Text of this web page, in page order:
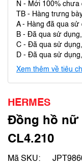
N - Mới 100% chưa
TB - Hàng trưng
A - Hàng đã qua
B - Đã qua sử
C - Đã qua sử
D - Đã qua sử
Xem thêm về tiêu
HERMES
Đồng hồ nữ
CL4.210
Mã SKU: